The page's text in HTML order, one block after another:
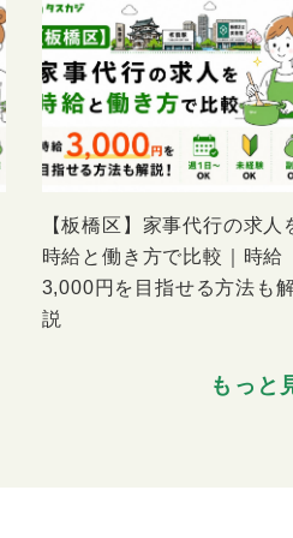
【板橋区】家事代行の求人
時給と働き方で比較｜時給
3,000円を目指せる方法も
説
もっと